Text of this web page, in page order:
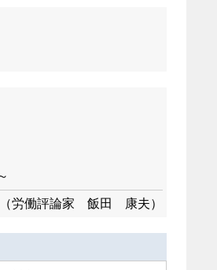
（労働評論家 飯田 康夫）